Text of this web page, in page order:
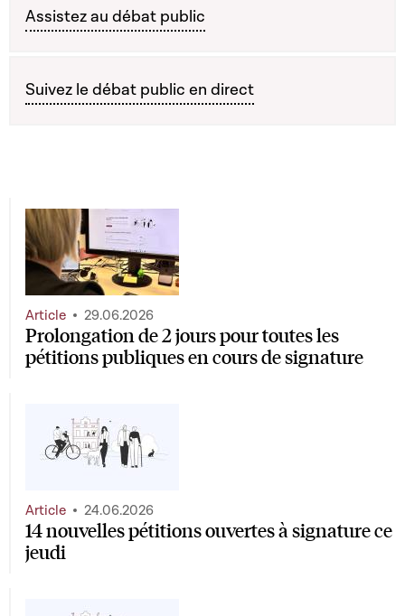
Assistez au débat public
Suivez le débat public en direct
Prolongation de 2 jours pour toutes les
pétitions publiques en cours de signature
Article 29.06.2026
14 nouvelles pétitions ouvertes à signature ce
jeudi
Article 24.06.2026